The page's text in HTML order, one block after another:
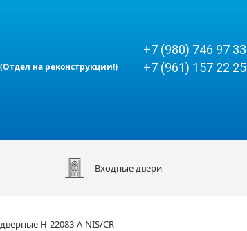
на реконструкции!)
+7 (980) 746 97 33
+7 (961) 157 22 25
Входные двери
H-22083-A-NIS/CR